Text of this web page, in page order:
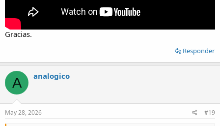
Gracias.
Responder
A analogico
May 28, 2026 #19